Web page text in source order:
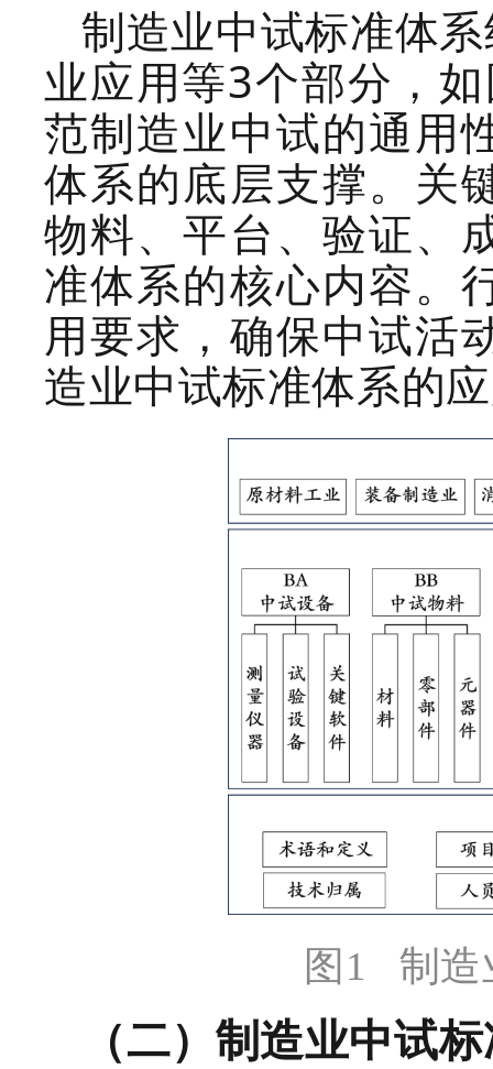
制造业中试标准体
业应用等3个部分，
范制造业中试的通用
体系的底层支撑。关
物料、平台、验证、
准体系的核心内容。
用要求，确保中试活
造业中试标准体系的
图 1 制造
（二）制造业中试